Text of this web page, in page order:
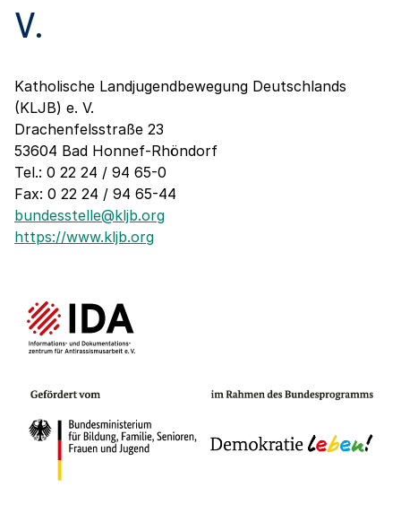
V.
Katholische Landjugendbewegung Deutschlands
(KLJB) e. V.
Drachenfelsstraße 23
53604 Bad Honnef-Rhöndorf
Tel.: 0 22 24 / 94 65-0
Fax: 0 22 24 / 94 65-44
bundesstelle@kljb.org
https://www.kljb.org